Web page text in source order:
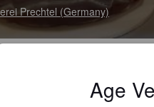
Prechtel (Germany)
Age